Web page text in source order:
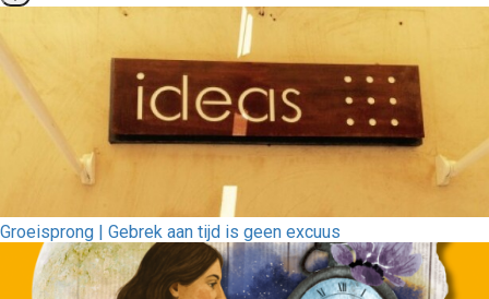
Groeisprong | Gebrek aan tijd is geen excuus